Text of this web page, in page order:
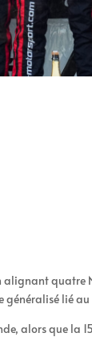
alignant
lié
alors que la